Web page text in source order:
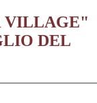
VILLAGE"
DEL